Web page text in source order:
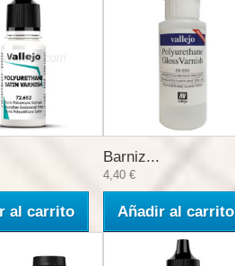
al carrito
Barniz...
4,40 €
Añadir al carrito